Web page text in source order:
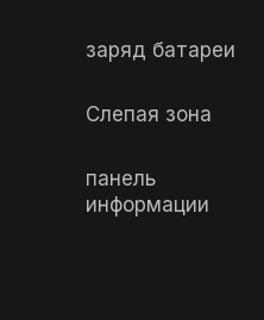
заряд батареи
Слепая зона
панель
информации